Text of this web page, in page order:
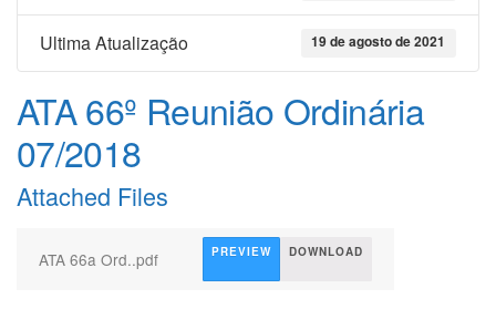
Ultima Atualização 19 de agosto de 2021
ATA 66º Reunião Ordinária
07/2018
Attached Files
ATA 66a Ord..pdf PREVIEW DOWNLOAD